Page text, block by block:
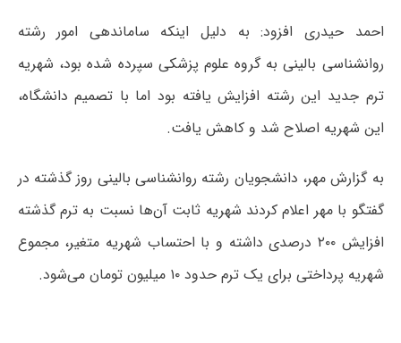
احمد حیدری افزود: به دلیل اینکه ساماندهی امور رشته
روانشناسی بالینی به گروه علوم پزشکی سپرده شده بود، شهریه
ترم جدید این رشته افزایش یافته بود اما با تصمیم دانشگاه،
این شهریه اصلاح شد و کاهش یافت.
به گزارش مهر، دانشجویان رشته روانشناسی بالینی روز گذشته در
گفتگو با مهر اعلام کردند شهریه ثابت آن‌ها نسبت به ترم گذشته
افزایش ۲۰۰ درصدی داشته و با احتساب شهریه متغیر، مجموع
شهریه پرداختی برای یک ترم حدود ۱۰ میلیون تومان می‌شود.